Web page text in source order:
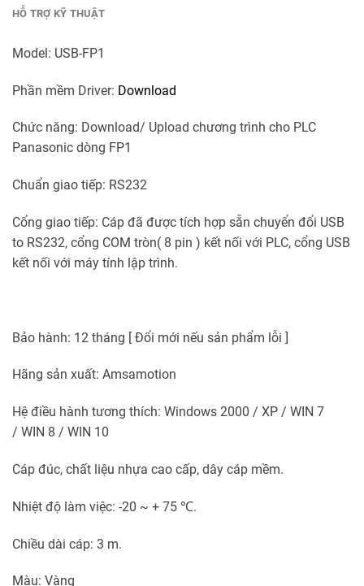
HỖ TRỢ KỸ THUẬT
Model: USB-FP1
Phần mềm Driver: Download
Chức năng: Download/ Upload chương trình cho PLC
Panasonic dòng FP1
Chuẩn giao tiếp: RS232
Cổng giao tiếp: Cáp đã được tích hợp sẵn chuyển đổi USB
to RS232, cổng COM tròn( 8 pin ) kết nối với PLC, cổng USB
kết nối với máy tính lập trình.
Bảo hành: 12 tháng [ Đổi mới nếu sản phẩm lỗi ]
Hãng sản xuất: Amsamotion
Hệ điều hành tương thích: Windows 2000 / XP / WIN 7
/ WIN 8 / WIN 10
Cáp đúc, chất liệu nhựa cao cấp, dây cáp mềm.
Nhiệt độ làm việc: -20 ~ + 75 ℃.
Chiều dài cáp: 3 m.
Màu: Vàng